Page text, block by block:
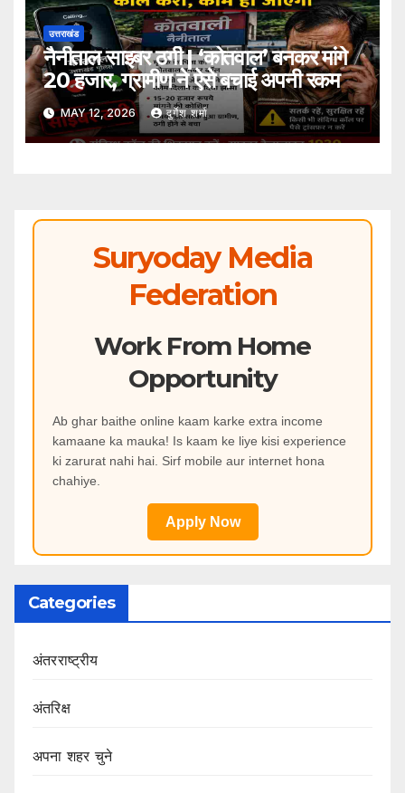
उत्तराखंड
नैनीताल साइबर ठगी | ‘कोतवाल’ बनकर मांगे
20 हजार, ग्रामीण ने ऐसे बचाई अपनी रकम
MAY 12, 2026 दुर्गेश शर्मा
Suryoday Media
Federation
Work From Home
Opportunity
Ab ghar baithe online kaam karke extra income
kamaane ka mauka! Is kaam ke liye kisi experience
ki zarurat nahi hai. Sirf mobile aur internet hona
chahiye.
Apply Now
Categories
अंतरराष्ट्रीय
अंतरिक्ष
अपना शहर चुने